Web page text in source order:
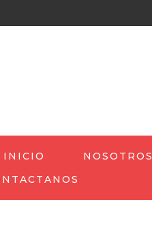
INICIO NOSOTROS